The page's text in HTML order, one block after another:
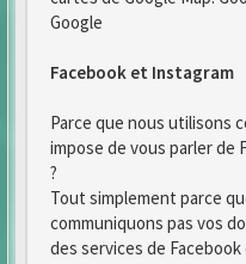
Google
Facebook et Instagram
Parce que nous utilisons
impose de vous parler de
?
Tout simplement parce
communiquons pas vos
des services de